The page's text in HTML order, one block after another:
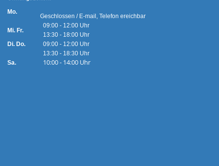
Mo.
Mi. Fr.
Geschlossen / E-mail, Telefon ereichbar
09:00 - 12:00 Uhr
13:30 - 18:00 Uhr
Di. Do.
Sa.
09:00 - 12:00 Uhr
13:30 - 18:30 Uhr
10:00 - 14:00 Uhr